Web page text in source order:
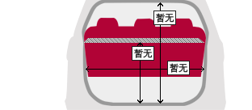
暂无
暂无
暂无